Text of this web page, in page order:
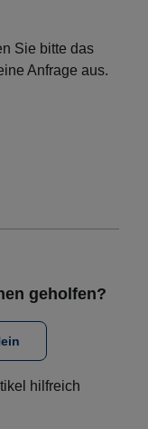
Sie bitte das
Anfrage aus.
geholfen?
hilfreich